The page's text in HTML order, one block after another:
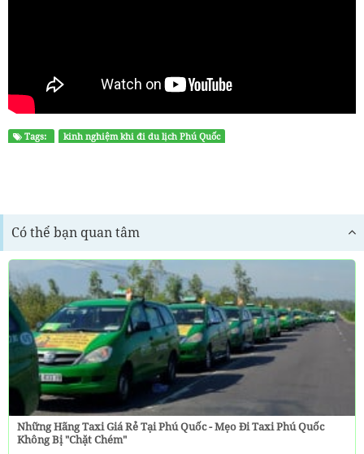
Tags:
kinh nghiệm khi đi du lịch Phú Quốc
Có thể bạn quan tâm
Những Hãng Taxi Giá Rẻ Tại Phú Quốc - Mẹo Đi Taxi Phú Quốc
Không Bị "chặt Chém"